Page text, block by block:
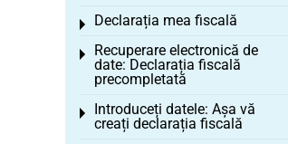
Declarația mea fiscală
Toggle menu
Recuperare electronică de
date: Declarația fiscală
precompletată
Toggle menu
Introduceți datele: Așa vă
creați declarația fiscală
Toggle menu